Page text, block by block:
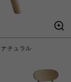
チュラル